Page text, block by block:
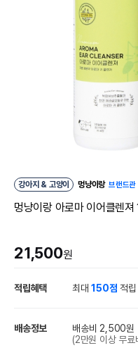
강아지 & 고양이 멍냥이랑 브랜드관
멍냥이랑 아로마 이어클렌
21,500원
적립혜택 최대150점 적립
배송정보
배송비 2,500원
(2만원 이상 무료